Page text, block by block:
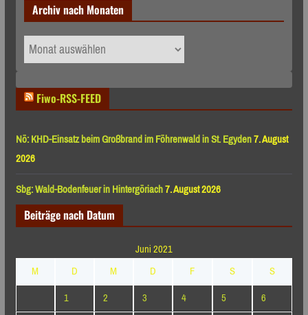
Archiv nach Monaten
Archiv
nach
Fiwo-RSS-FEED
Nö: KHD-Einsatz beim Großbrand im Föhrenwald in St. Egyden7. August
2026
Sbg: Wald-Bodenfeuer in Hintergöriach7. August 2026
Beiträge nach Datum
Juni 2021
M
D M D F S
S
1
2 3 4 5
6